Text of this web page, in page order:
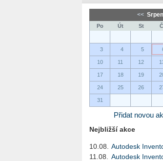
<<
Po Út St
3 4 5
10 11 12
17 18 19
24 25 26
31
Přidat novou
Nejbližší akce
10.08.
Autodesk
11.08.
Autodesk